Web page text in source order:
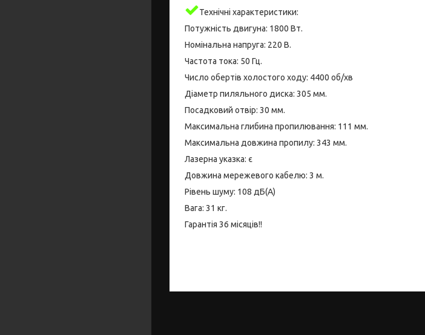
Технічні характеристики:
Потужність двигуна: 1800 Вт.
Номінальна напруга: 220 В.
Частота тока: 50 Гц.
Число обертів холостого ходу: 4400 об/хв
Діаметр пиляльного диска: 305 мм.
Посадковий отвір: 30 мм.
Максимальна глибина пропилювання: 111 мм.
Максимальна довжина пропилу: 343 мм.
Лазерна указка: є
Довжина мережевого кабелю: 3 м.
Рівень шуму: 108 дБ(А)
Вага: 31 кг.
Гарантія 36 місяців!!